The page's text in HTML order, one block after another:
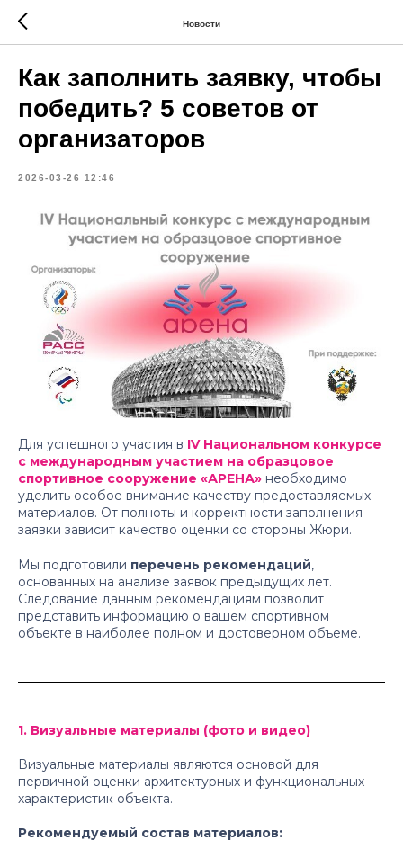
Новости
Как заполнить заявку, чтобы
победить? 5 советов от
организаторов
2026-03-26 12:46
Для успешного участия в IV Национальном конкурсе
с международным участием на образцовое
спортивное сооружение «АРЕНА» необходимо
уделить особое внимание качеству предоставляемых
материалов. От полноты и корректности заполнения
заявки зависит качество оценки со стороны Жюри.
Мы подготовили перечень рекомендаций,
основанных на анализе заявок предыдущих лет.
Следование данным рекомендациям позволит
представить информацию о вашем спортивном
объекте в наиболее полном и достоверном объеме.
1. Визуальные материалы (фото и видео)
Визуальные материалы являются основой для
первичной оценки архитектурных и функциональных
характеристик объекта.
Рекомендуемый состав материалов: